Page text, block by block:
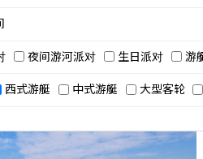
夜间游河派对 生日派对 游
西式游艇 中式游艇 大型客轮